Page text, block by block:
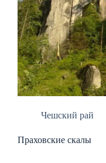
Чешский рай
Праховские скалы